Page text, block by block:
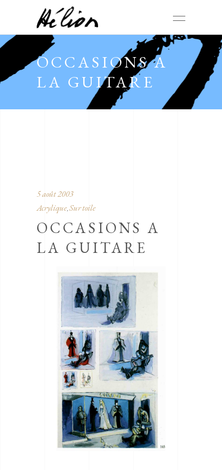
OCCASIONS A
LA GUITARE
5 août 2003
Acrylique, Sur toile
OCCASIONS A
LA GUITARE